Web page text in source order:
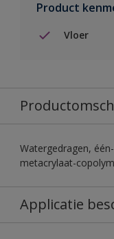
Product
Vloer
Watergedragen,
metacrylaat-
Applicatie